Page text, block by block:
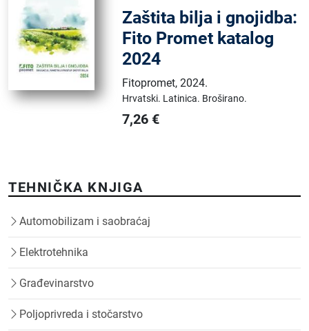
Zaštita bilja i gnojidba:
Fito Promet katalog
2024
Fitopromet,2024.
Hrvatski. Latinica. Broširano.
7,26 €
TEHNIČKA KNJIGA
Automobilizam i saobraćaj
Elektrotehnika
Građevinarstvo
Poljoprivreda i stočarstvo